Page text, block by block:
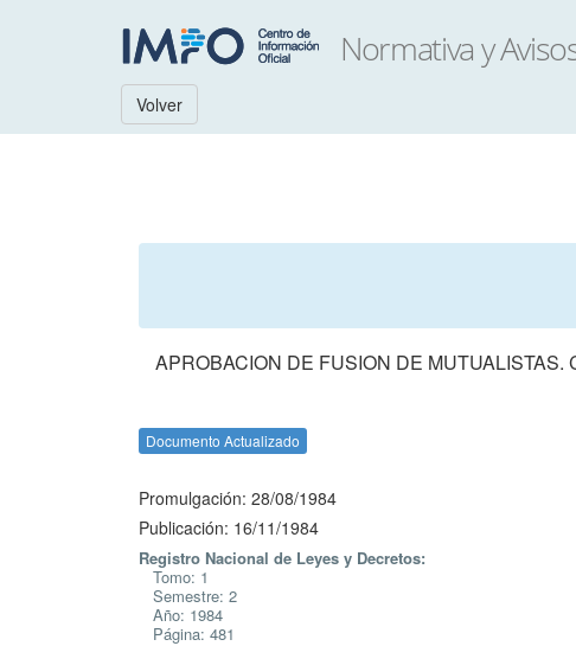
Volver
APROBACION DE FUSION DE
Documento Actualizado
Promulgación: 28/08/1984
Publicación: 16/11/1984
Registro Nacional de Leyes y Decretos:
Tomo: 1
Semestre: 2
Año: 1984
Página: 481